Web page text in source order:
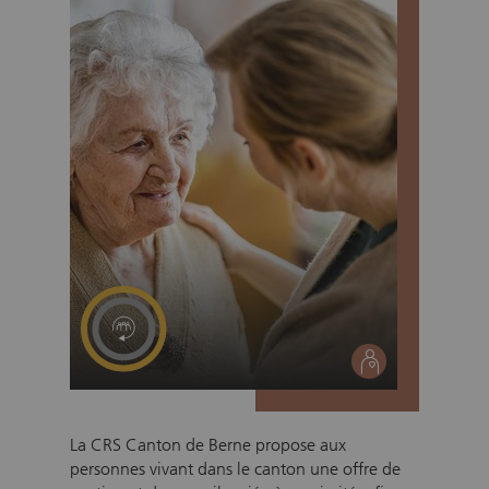
social
La CRS Canton de Berne propose aux
personnes vivant dans le canton une offre de